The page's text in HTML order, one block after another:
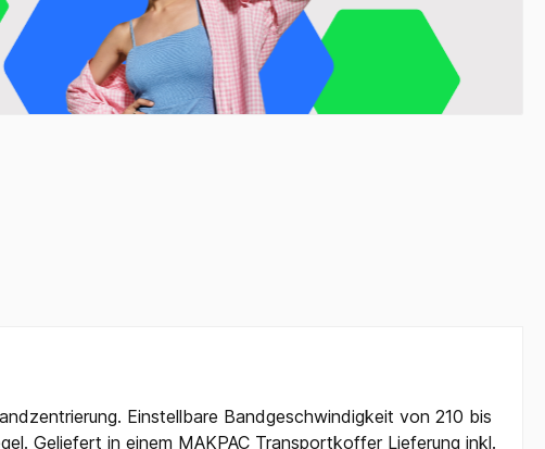
Einstellbare Bandgeschwindigkeit von 210 bis
Geliefert in einem MAKPAC Transportkoffer Lieferung inkl.